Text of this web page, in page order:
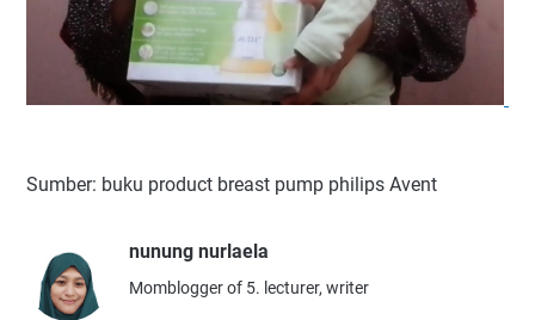
Sumber: buku product breast pump philips Avent
nunung nurlaela
Momblogger of 5. lecturer, writer